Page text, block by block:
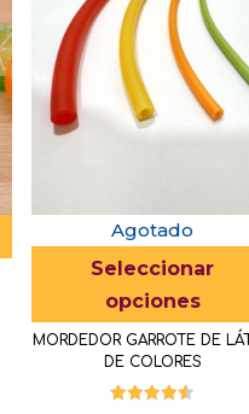
de
producto
Agotado
Seleccionar
opciones
MORDEDOR GARROTE DE
DE COLORES